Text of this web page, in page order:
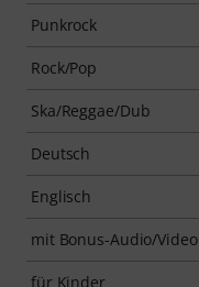
Punkrock
Rock/Pop
Ska/Reggae/Dub
Deutsch
Englisch
mit Bonus-Audio/Video
für Kinder